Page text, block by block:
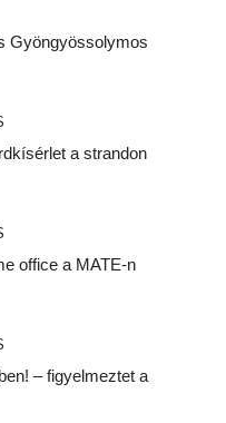
Gyöngyössolymos
a strandon
office a MATE-n
– figyelmeztet a